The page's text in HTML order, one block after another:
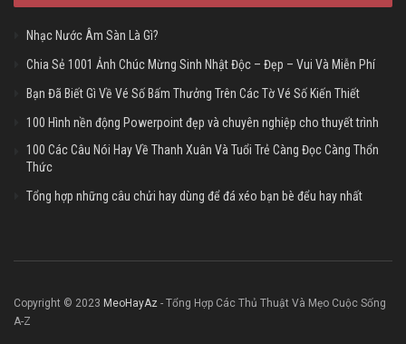
Nhạc Nước Âm Sàn Là Gì?
Chia Sẻ 1001 Ảnh Chúc Mừng Sinh Nhật Độc – Đẹp – Vui Và Miễn Phí
Bạn Đã Biết Gì Về Vé Số Bấm Thưởng Trên Các Tờ Vé Số Kiến Thiết
100 Hình nền động Powerpoint đẹp và chuyên nghiệp cho thuyết trình
100 Các Câu Nói Hay Về Thanh Xuân Và Tuổi Trẻ Càng Đọc Càng Thổn
Thức
Tổng hợp những câu chửi hay dùng để đá xéo bạn bè đểu hay nhất
Copyright © 2023 MeoHayAz - Tổng Hợp Các Thủ Thuật Và Mẹo Cuộc Sống
A-Z